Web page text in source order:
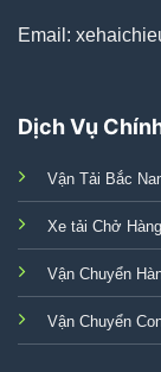
Email:
Dịch Vụ
Vận Tải Bắc
Xe tải Chở
Vận Chuyển
Vận Chuyển